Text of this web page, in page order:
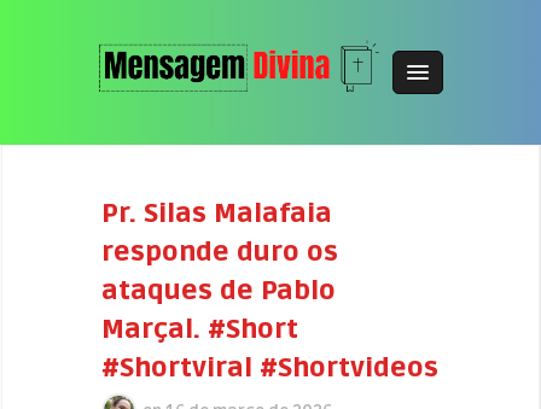
Pr. Silas Malafaia
responde duro os
ataques de Pablo
Marçal. #Short
#Shortviral #Shortvideos